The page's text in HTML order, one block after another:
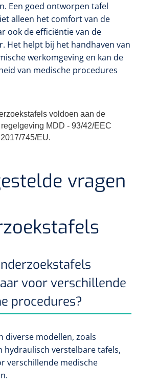
Een goed ontworpen tafel
alleen het comfort van de
ook de efficiëntie van de
Het helpt bij het handhaven van
werkomgeving en kan de
van medische procedures
voldoen aan de
MDD - 93/42/EEC
745/EU.
vragen
voor verschillende
procedures?
diverse modellen, zoals
hydraulisch verstelbare tafels,
verschillende medische